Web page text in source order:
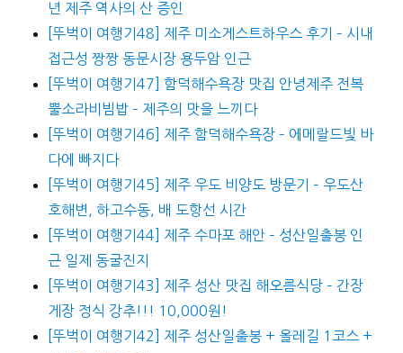
년 제주 역사의 산 증인
[뚜벅이 여행기48] 제주 미소게스트하우스 후기 – 시내
접근성 짱짱 동문시장 용두암 인근
[뚜벅이 여행기47] 함덕해수욕장 맛집 안녕제주 전복
뿔소라비빔밥 – 제주의 맛을 느끼다
[뚜벅이 여행기46] 제주 함덕해수욕장 – 에메랄드빛 바
다에 빠지다
[뚜벅이 여행기45] 제주 우도 비양도 방문기 – 우도산
호해변, 하고수동, 배 도항선 시간
[뚜벅이 여행기44] 제주 수마포 해안 – 성산일출봉 인
근 일제 동굴진지
[뚜벅이 여행기43] 제주 성산 맛집 해오름식당 – 간장
게장 정식 강추!!! 10,000원!
[뚜벅이 여행기42] 제주 성산일출봉 + 올레길 1코스 +